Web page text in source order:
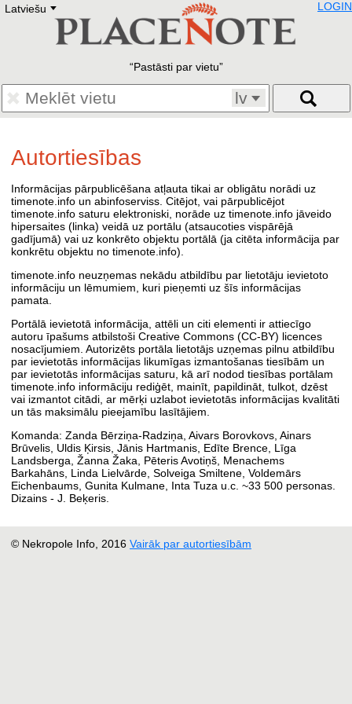
Latviešu E
Deutsch
Francais
Polski
Eestikeelne
LOGIN
Pastāsti par vietu
lv
Autortiesības
Informācijas pārpublicēšana atļauta tikai ar obligātu norādi uz
timenote.info un abinfoserviss. Citējot, vai pārpublicējot
timenote.info saturu elektroniski, norāde uz timenote.info jāveido
hipersaites (linka) veidā uz portālu (atsaucoties vispārējā
gadījumā) vai uz konkrēto objektu portālā (ja citēta informācija par
konkrētu objektu no timenote.info).
timenote.info neuzņemas nekādu atbildību par lietotāju ievietoto
informāciju un lēmumiem, kuri pieņemti uz šīs informācijas
pamata.
Portālā ievietotā informācija, attēli un citi elementi ir attiecīgo
autoru īpašums atbilstoši Creative Commons (CC-BY) licences
nosacījumiem. Autorizēts portāla lietotājs uzņemas pilnu atbildību
par ievietotās informācijas likumīgas izmantošanas tiesībām un
par ievietotās informācijas saturu, kā arī nodod tiesības portālam
timenote.info informāciju rediģēt, mainīt, papildināt, tulkot, dzēst
vai izmantot citādi, ar mērķi uzlabot ievietotās informācijas kvalitāti
un tās maksimālu pieejamību lasītājiem.
Komanda: Zanda Bērziņa-Radziņa, Aivars Borovkovs, Ainars
Brūvelis, Uldis Ķirsis, Jānis Hartmanis, Edīte Brence, Līga
Landsberga, Žanna Žaka, Pēteris Avotiņš, Menachems
Barkahāns, Linda Lielvārde, Solveiga Smiltene, Voldemārs
Eichenbaums, Gunita Kulmane, Inta Tuza u.c. ~33 500 personas.
Dizains - J. Beķeris.
© Nekropole Info, 2016 Vairāk par autortiesībām